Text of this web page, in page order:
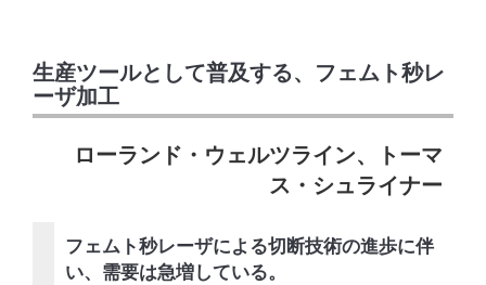
サービス
生産ツールとして普及する、フェムト秒レ
ーザ加工
ローランド・ウェルツライン、トーマ
ス・シュライナー
フェムト秒レーザによる切断技術の進歩に伴
い、需要は急増している。